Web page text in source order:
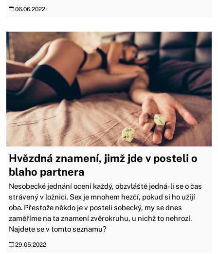
06.06.2022
Hvězdná znamení, jimž jde v posteli o
blaho partnera
​​​​​​​Nesobecké jednání ocení každý, obzvláště jedná-li se o čas
strávený v ložnici. Sex je mnohem hezčí, pokud si ho užijí
oba. Přestože někdo je v posteli sobecký, my se dnes
zaměříme na ta znamení zvěrokruhu, u nichž to nehrozí.
Najdete se v tomto seznamu?
29.05.2022